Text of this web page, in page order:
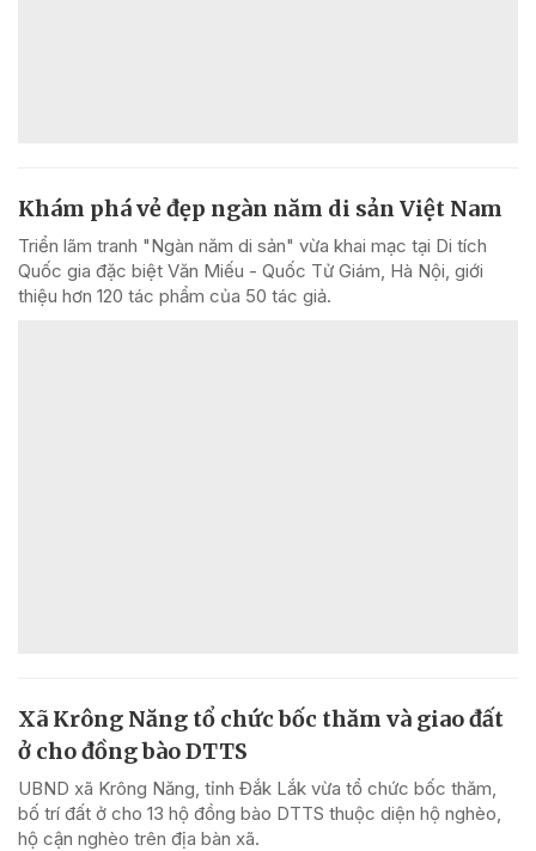
Khám phá vẻ đẹp ngàn năm di sản Việt Nam
Triển lãm tranh "Ngàn năm di sản" vừa khai mạc tại Di tích
Quốc gia đặc biệt Văn Miếu - Quốc Tử Giám, Hà Nội, giới
thiệu hơn 120 tác phẩm của 50 tác giả.
Xã Krông Năng tổ chức bốc thăm và giao đất
ở cho đồng bào DTTS
UBND xã Krông Năng, tỉnh Đắk Lắk vừa tổ chức bốc thăm,
bố trí đất ở cho 13 hộ đồng bào DTTS thuộc diện hộ nghèo,
hộ cận nghèo trên địa bàn xã.